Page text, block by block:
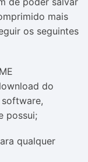
mais
os seguintes
do
possui;
qualquer